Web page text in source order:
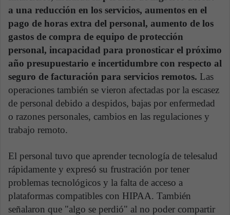
a una reducción en los servicios, aumentos en el
pago de horas extra del personal, aumento de los
gastos de compra de equipo de protección
personal, incapacidad para pronosticar el próximo
año presupuestario e incertidumbre con respecto al
seguro de facturación para servicios remotos. Las
operaciones también se vieron afectadas por la escasez
de personal debido a despidos, bajas por enfermedad
o razones personales, cambios en las regulaciones y
trabajo remoto.
El personal tuvo que aprender tecnología de telesalud
rápidamente y expresó su frustración por tener
problemas tecnológicos y la falta de acceso a
plataformas compatibles con HIPAA. También
señalaron que "algo se perdió" al no poder compartir